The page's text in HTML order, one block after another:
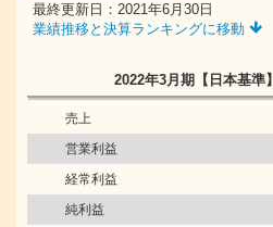
最終更新日：2021年6月30日
業績推移と決算ランキングに移動
2022年3月期 【日本基準】
売上
営業利益
経常利益
純利益